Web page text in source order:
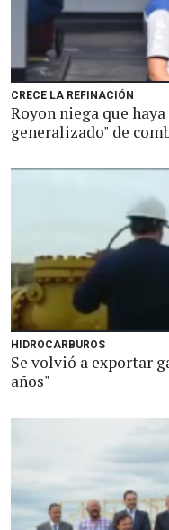
CRECE LA REFINACIÓN
Royon niega que
generalizado" de
HIDROCARBUROS
Se volvió a exportar
años"